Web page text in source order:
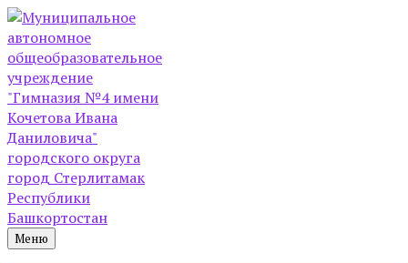
Skip
to
content
Skip
to
left
sidebar
Skip
to
right
sidebar
Skip
to
footer
Меню